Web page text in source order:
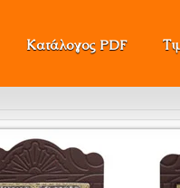
Κατάλογος PDF